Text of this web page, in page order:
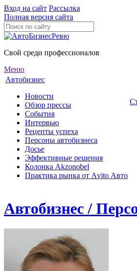
Вход на сайт Рассылка
Полная версия сайта
Свой среди профессионалов
Меню
Автобизнес
Новости
Обзор прессы
События
Интервью
Рецепты успеха
Персоны автобизнеса
Досье
Эффективные решения
Колонка Akzonobel
Практика рынка от Аvito Авто
Автобизнес /